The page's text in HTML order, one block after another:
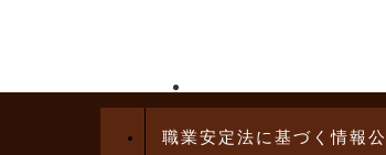
職業安定法に基づく情報公